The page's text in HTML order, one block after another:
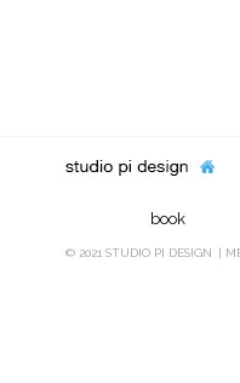
book
© 2021 STUDIO PI DESIGN